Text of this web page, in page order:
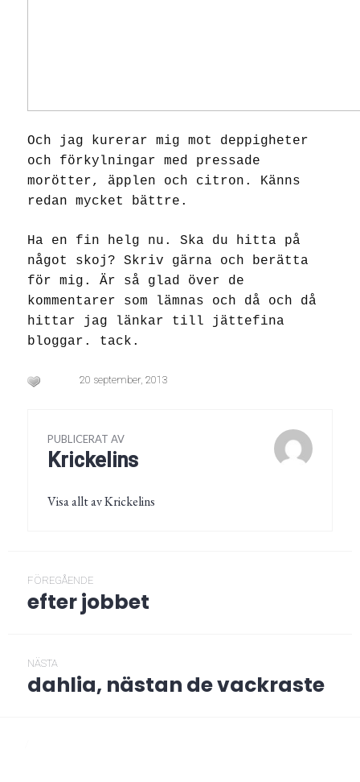
Och jag kurerar mig mot deppigheter
och förkylningar med pressade
morötter, äpplen och citron. Känns
redan mycket bättre.
Ha en fin helg nu. Ska du hitta på
något skoj? Skriv gärna och berätta
för mig. Är så glad över de
kommentarer som lämnas och då och då
hittar jag länkar till jättefina
bloggar. tack.
20 september, 2013
PUBLICERAT AV
Krickelins
Visa allt av Krickelins
FÖREGÅENDE
Föregående
efter jobbet
NÄSTA
Nästa
dahlia, nästan de vackraste